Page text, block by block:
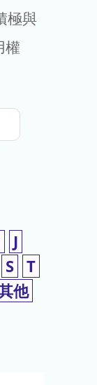
極與
權
J
S T
他